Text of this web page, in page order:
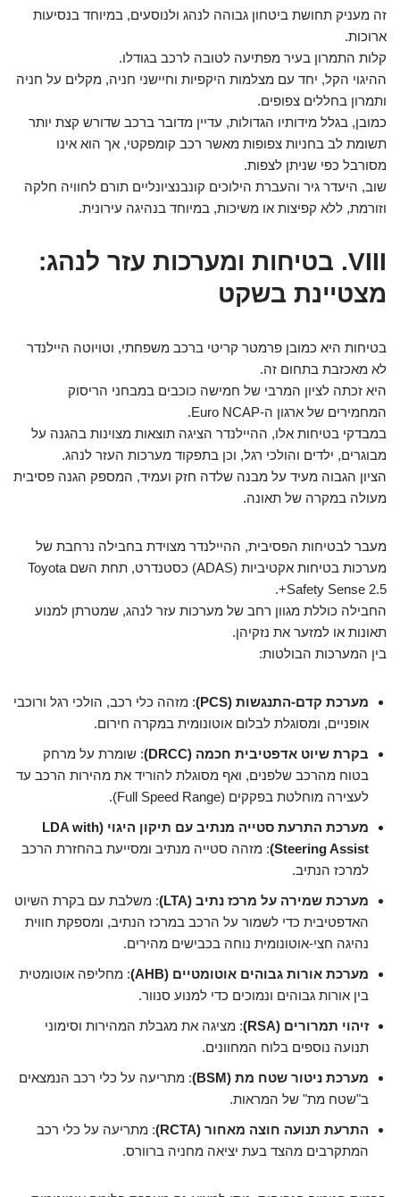
זה מעניק תחושת ביטחון גבוהה לנהג ולנוסעים, במיוחד בנסיעות
ארוכות.
קלות התמרון בעיר מפתיעה לטובה לרכב בגודלו.
ההיגוי הקל, יחד עם מצלמות היקפיות וחיישני חניה, מקלים על חניה
ותמרון בחללים צפופים.
כמובן, בגלל מידותיו הגדולות, עדיין מדובר ברכב שדורש קצת יותר
תשומת לב בחניות צפופות מאשר רכב קומפקטי, אך הוא אינו
מסורבל כפי שניתן לצפות.
שוב, היעדר גיר והעברת הילוכים קונבנציונליים תורם לחוויה חלקה
וזורמת, ללא קפיצות או משיכות, במיוחד בנהיגה עירונית.
VIII. בטיחות ומערכות עזר לנהג:
מצטיינת בשקט
בטיחות היא כמובן פרמטר קריטי ברכב משפחתי, וטויוטה היילנדר
לא מאכזבת בתחום זה.
היא זכתה לציון המרבי של חמישה כוכבים במבחני הריסוק
המחמירים של ארגון ה-Euro NCAP.
במבדקי בטיחות אלו, ההיילנדר הציגה תוצאות מצוינות בהגנה על
מבוגרים, ילדים והולכי רגל, וכן בתפקוד מערכות העזר לנהג.
הציון הגבוה מעיד על מבנה שלדה חזק ועמיד, המספק הגנה פסיבית
מעולה במקרה של תאונה.
מעבר לבטיחות הפסיבית, ההיילנדר מצוידת בחבילה נרחבת של
מערכות בטיחות אקטיביות (ADAS) כסטנדרט, תחת השם Toyota
Safety Sense 2.5+.
החבילה כוללת מגוון רחב של מערכות עזר לנהג, שמטרתן למנוע
תאונות או למזער את נזקיהן.
בין המערכות הבולטות:
מערכת קדם-התנגשות (PCS)
: מזהה כלי רכב, הולכי רגל ורוכבי
אופניים, ומסוגלת לבלום אוטונומית במקרה חירום.
בקרת שיוט אדפטיבית חכמה (DRCC)
: שומרת על מרחק
בטוח מהרכב שלפנים, ואף מסוגלת להוריד את מהירות הרכב עד
לעצירה מוחלטת בפקקים (Full Speed Range).
מערכת התרעת סטייה מנתיב עם תיקון היגוי (LDA with
Steering Assist) : מזהה סטייה מנתיב ומסייעת בהחזרת הרכב
למרכז הנתיב.
מערכת שמירה על מרכז נתיב (LTA)
: משלבת עם בקרת השיוט
האדפטיבית כדי לשמור על הרכב במרכז הנתיב, ומספקת חווית
נהיגה חצי-אוטונומית נוחה בכבישים מהירים.
מערכת אורות גבוהים אוטומטיים (AHB)
: מחליפה אוטומטית
בין אורות גבוהים ונמוכים כדי למנוע סנוור.
זיהוי תמרורים (RSA)
: מציגה את מגבלת המהירות וסימוני
תנועה נוספים בלוח המחוונים.
מערכת ניטור שטח מת (BSM)
: מתריעה על כלי רכב הנמצאים
ב"שטח מת" של המראות.
התרעת תנועה חוצה מאחור (RCTA)
: מתריעה על כלי רכב
המתקרבים מהצד בעת יציאה מחניה ברוורס.